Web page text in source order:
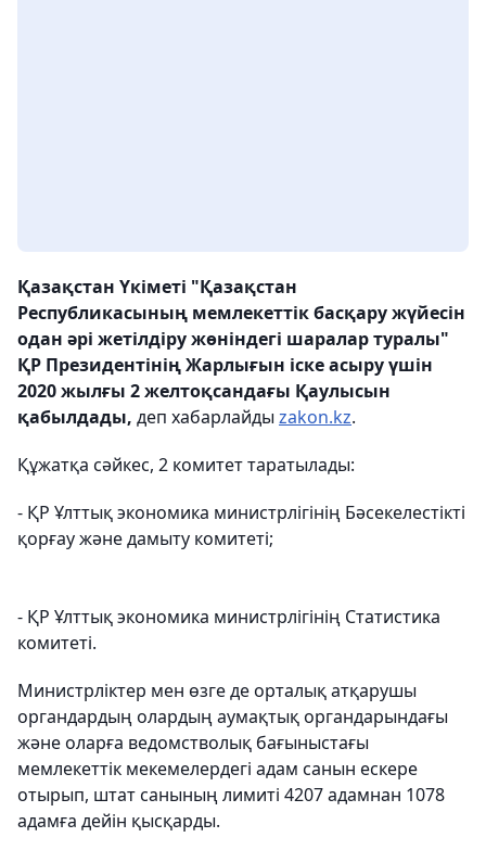
Қазақстан Үкіметі "Қазақстан
Республикасының мемлекеттік басқару жүйесін
одан әрі жетілдіру жөніндегі шаралар туралы"
ҚР Президентінің Жарлығын iске асыру үшін
2020 жылғы 2 желтоқсандағы Қаулысын
қабылдады, деп хабарлайды zakon.kz.
Құжатқа сәйкес, 2 комитет таратылады:
- ҚР Ұлттық экономика министрлігінің Бәсекелестікті
қорғау және дамыту комитеті;
- ҚР Ұлттық экономика министрлігінің Статистика
комитеті.
Министрліктер мен өзге де орталық атқарушы
органдардың олардың аумақтық органдарындағы
және оларға ведомстволық бағыныстағы
мемлекеттік мекемелердегі адам санын ескере
отырып, штат санының лимиті 4207 адамнан 1078
адамға дейін қысқарды.